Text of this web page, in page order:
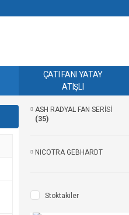
ÇATI FANI YATAY
ATIŞLI
ASH RADYAL FAN SERİSİ
(35)
NICOTRA GEBHARDT
Stoktakiler